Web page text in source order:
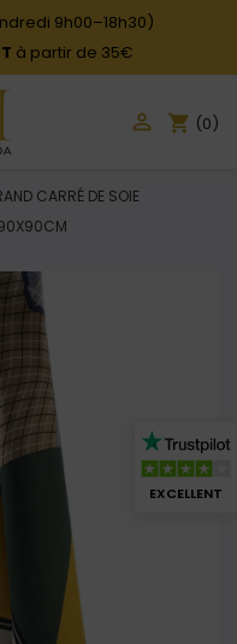
EXCELLENT
9h00–18h30)
à partir de 35€
 shopping_cart (0)
CARRÉ DE SOIE
90X90CM